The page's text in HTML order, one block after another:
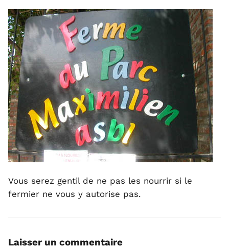
Vous serez gentil de ne pas les nourrir si le
fermier ne vous y autorise pas.
Laisser un commentaire